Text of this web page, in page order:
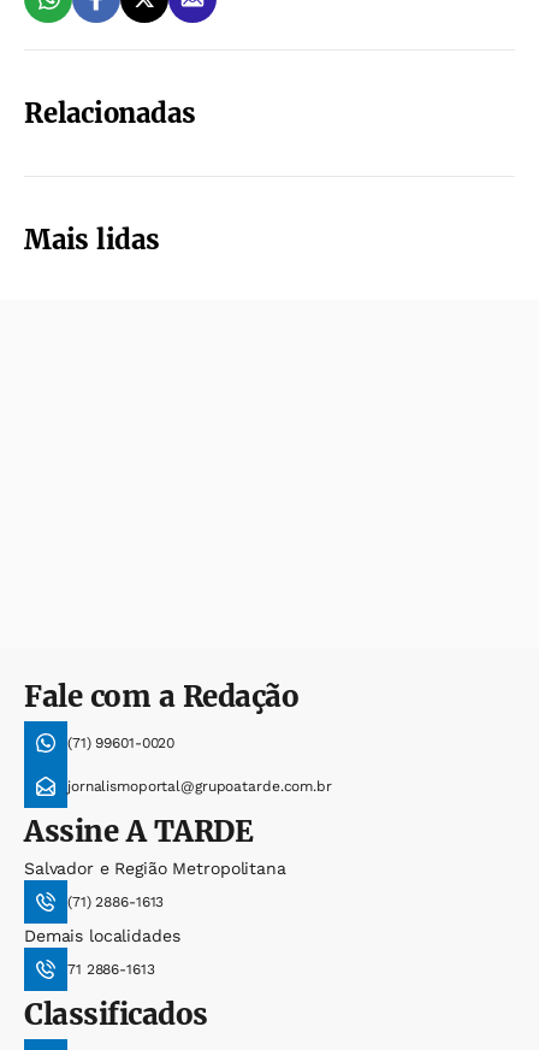
Relacionadas
Mais lidas
Fale com a Redação
(71) 99601-0020
jornalismoportal@grupoatarde.com.br
AssineA TARDE
Salvador e Região Metropolitana
(71) 2886-1613
Demais localidades
71 2886-1613
Classificados